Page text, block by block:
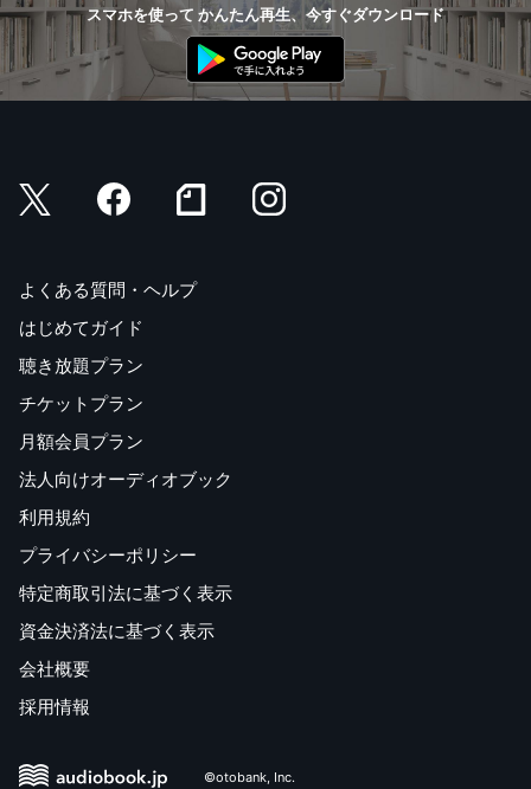
スマホを使って かんたん再生、今すぐダウンロード
よくある質問・ヘルプ
はじめてガイド
聴き放題プラン
チケットプラン
月額会員プラン
法人向けオーディオブック
利用規約
プライバシーポリシー
特定商取引法に基づく表示
資金決済法に基づく表示
会社概要
採用情報
©otobank, Inc.